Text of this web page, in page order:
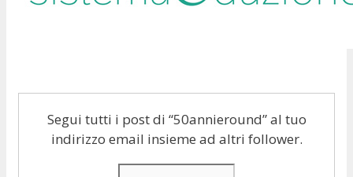
Segui tutti i post di “50annieround” al tuo
indirizzo email insieme ad altri follower.